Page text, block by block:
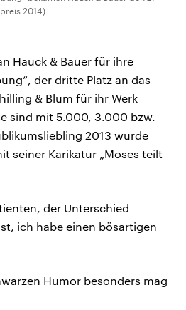
2014)
Hauck & Bauer für ihre
der dritte Platz an das
& Blum für ihr Werk
sind mit 5.000, 3.000 bzw.
2013 wurde
seiner Karikatur „Moses teilt
der Unterschied
ich habe einen bösartigen
Humor besonders mag